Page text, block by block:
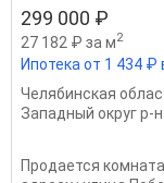
299 000 ₽
27 182 ₽ за м2
Ипотека от 1 434 ₽
Челябинская
Западный округ р-н
Продается